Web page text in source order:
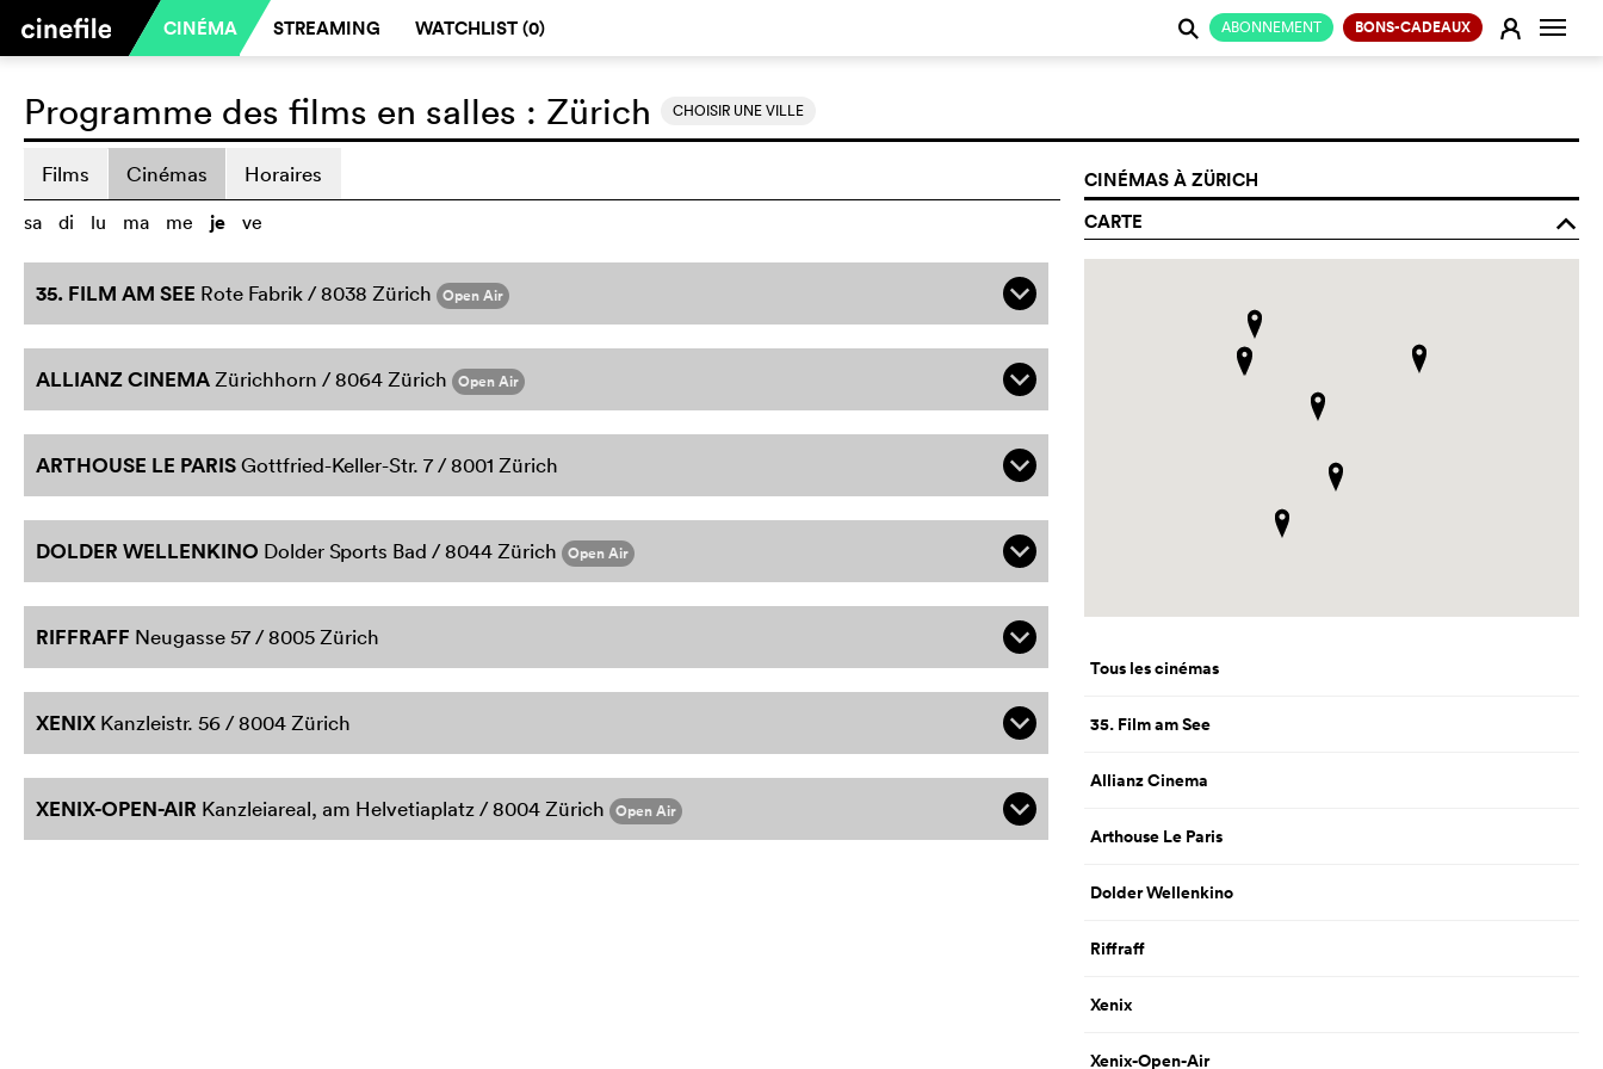
CINÉMA STREAMING WATCHLIST (0) ABONNEMENT BONS-CADEAUX E
j
Programme des films en salles : Zürich CHOISIR UNE VILLE
Films Cinémas Horaires
sa di lu ma me je ve
35. FILM AM SEE Rote Fabrik / 8038 Zürich Open Air q
ALLIANZ CINEMA Zürichhorn / 8064 Zürich Open Air q
ARTHOUSE LE PARISGottfried-Keller-Str. 7 / 8001 Zürich q
DOLDER WELLENKINO Dolder Sports Bad / 8044 Zürich Open Air q
RIFFRAFF Neugasse 57 / 8005 Zürich q
XENIX Kanzleistr. 56 / 8004 Zürich q
XENIX-OPEN-AIR Kanzleiareal, am Helvetiaplatz / 8004 Zürich Open Air q
CINÉMAS À ZÜRICH
CARTE
o
Tous les cinémas
35. Film am See
Allianz Cinema
Arthouse Le Paris
Dolder Wellenkino
Riffraff
Xenix
Xenix-Open-Air